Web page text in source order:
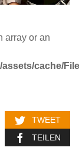
array or an
cache/
TWEET
TEILEN